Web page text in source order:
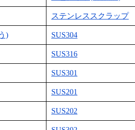
ステンレススクラップ
) SUS304
SUS316
SUS301
SUS201
SUS202